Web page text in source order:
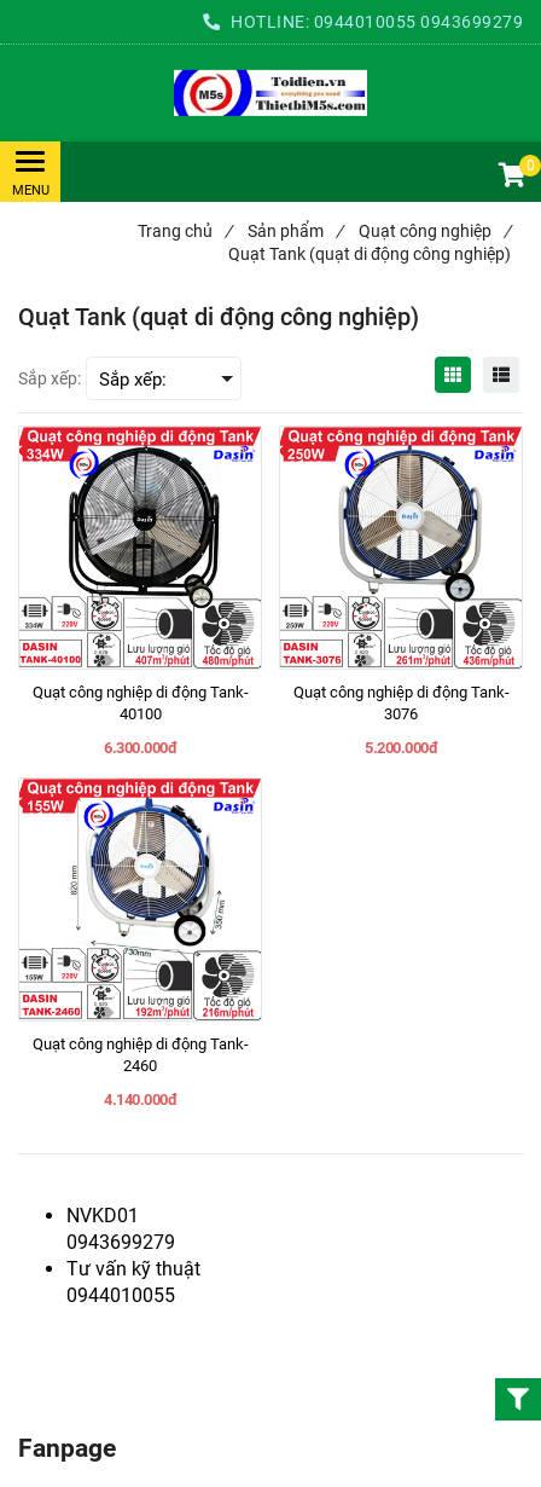
HOTLINE: 0944010055 0943699279
0
Trang chủ / Sản phẩm / Quạt công nghiệp
/
Quạt Tank (quạt di động công nghiệp)
Quạt Tank (quạt di động công nghiệp)
Sắp xếp:
Quạt công nghiệp di động Tank-
40100
6.300.000đ
Quạt công nghiệp di động Tank-
3076
5.200.000đ
Quạt công nghiệp di động Tank-
2460
4.140.000đ
NVKD01
0943699279
Tư vấn kỹ thuật
0944010055
Fanpage